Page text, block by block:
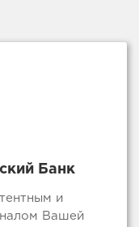
Банк
и
Вашей